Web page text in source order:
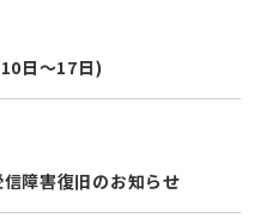
日～17日)
障害復旧のお知らせ